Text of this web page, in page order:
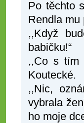
Po těchto
Rendla mu
,,Když
babičku!“
,,Co s tím
Koutecké.
,,Nic,
vybrala
ho moje